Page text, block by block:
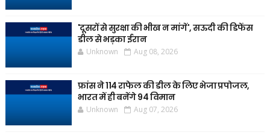
'दूसरों से सुरक्षा की भीख न मांगें', सऊदी की डिफेंस
डील से भड़का ईरान
Unknown Aug 08, 2026
फ्रांस ने 114 राफेल की डील के लिए भेजा प्रपोजल,
भारत में ही बनेंगे 94 विमान
Unknown Aug 07, 2026